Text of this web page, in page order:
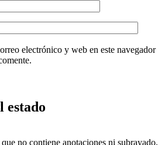
electrónico y web en este navegador
estado
no contiene anotaciones ni subrayado.